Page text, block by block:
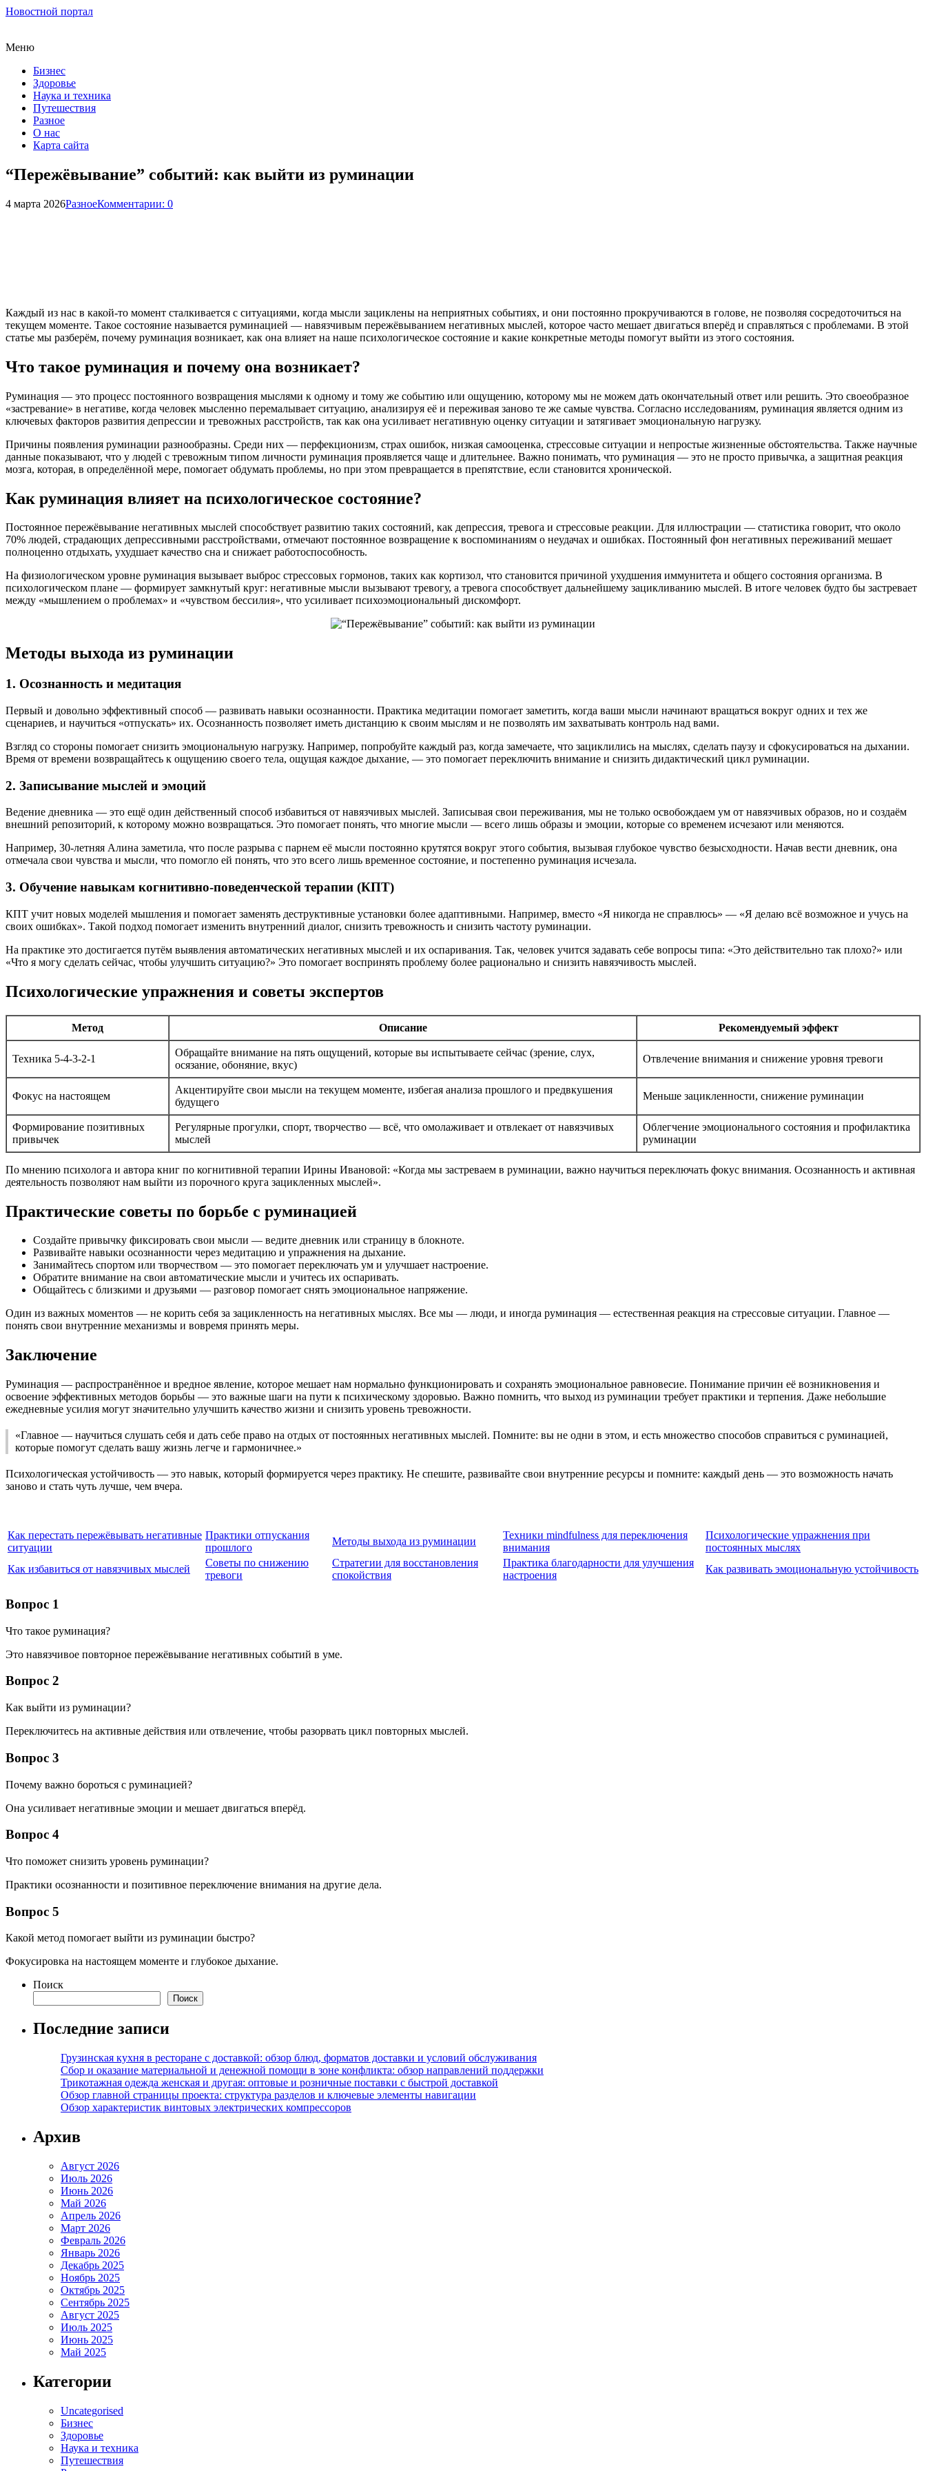
Новостной портал
Меню
Бизнес
Здоровье
Наука и техника
Путешествия
Разное
О нас
Карта сайта
“Пережёвывание” событий: как выйти из руминации
4 марта 2026РазноеКомментарии: 0
Каждый из нас в какой-то момент сталкивается с ситуациями, когда мысли зациклены на неприятных событиях, и они постоянно прокручиваются в голове, не позволяя сосредоточиться на
текущем моменте. Такое состояние называется руминацией — навязчивым пережёвыванием негативных мыслей, которое часто мешает двигаться вперёд и справляться с проблемами. В этой
статье мы разберём, почему руминация возникает, как она влияет на наше психологическое состояние и какие конкретные методы помогут выйти из этого состояния.
Что такое руминация и почему она возникает?
Руминация — это процесс постоянного возвращения мыслями к одному и тому же событию или ощущению, которому мы не можем дать окончательный ответ или решить. Это своеобразное
«застревание» в негативе, когда человек мысленно перемалывает ситуацию, анализируя её и переживая заново те же самые чувства. Согласно исследованиям, руминация является одним из
ключевых факторов развития депрессии и тревожных расстройств, так как она усиливает негативную оценку ситуации и затягивает эмоциональную нагрузку.
Причины появления руминации разнообразны. Среди них — перфекционизм, страх ошибок, низкая самооценка, стрессовые ситуации и непростые жизненные обстоятельства. Также научные
данные показывают, что у людей с тревожным типом личности руминация проявляется чаще и длительнее. Важно понимать, что руминация — это не просто привычка, а защитная реакция
мозга, которая, в определённой мере, помогает обдумать проблемы, но при этом превращается в препятствие, если становится хронической.
Как руминация влияет на психологическое состояние?
Постоянное пережёвывание негативных мыслей способствует развитию таких состояний, как депрессия, тревога и стрессовые реакции. Для иллюстрации — статистика говорит, что около
70% людей, страдающих депрессивными расстройствами, отмечают постоянное возвращение к воспоминаниям о неудачах и ошибках. Постоянный фон негативных переживаний мешает
полноценно отдыхать, ухудшает качество сна и снижает работоспособность.
На физиологическом уровне руминация вызывает выброс стрессовых гормонов, таких как кортизол, что становится причиной ухудшения иммунитета и общего состояния организма. В
психологическом плане — формирует замкнутый круг: негативные мысли вызывают тревогу, а тревога способствует дальнейшему зацикливанию мыслей. В итоге человек будто бы застревает
между «мышлением о проблемах» и «чувством бессилия», что усиливает психоэмоциональный дискомфорт.
Методы выхода из руминации
1. Осознанность и медитация
Первый и довольно эффективный способ — развивать навыки осознанности. Практика медитации помогает заметить, когда ваши мысли начинают вращаться вокруг одних и тех же
сценариев, и научиться «отпускать» их. Осознанность позволяет иметь дистанцию к своим мыслям и не позволять им захватывать контроль над вами.
Взгляд со стороны помогает снизить эмоциональную нагрузку. Например, попробуйте каждый раз, когда замечаете, что зациклились на мыслях, сделать паузу и сфокусироваться на дыхании.
Время от времени возвращайтесь к ощущению своего тела, ощущая каждое дыхание, — это помогает переключить внимание и снизить дидактический цикл руминации.
2. Записывание мыслей и эмоций
Ведение дневника — это ещё один действенный способ избавиться от навязчивых мыслей. Записывая свои переживания, мы не только освобождаем ум от навязчивых образов, но и создаём
внешний репозиторий, к которому можно возвращаться. Это помогает понять, что многие мысли — всего лишь образы и эмоции, которые со временем исчезают или меняются.
Например, 30-летняя Алина заметила, что после разрыва с парнем её мысли постоянно крутятся вокруг этого события, вызывая глубокое чувство безысходности. Начав вести дневник, она
отмечала свои чувства и мысли, что помогло ей понять, что это всего лишь временное состояние, и постепенно руминация исчезала.
3. Обучение навыкам когнитивно-поведенческой терапии (КПТ)
КПТ учит новых моделей мышления и помогает заменять деструктивные установки более адаптивными. Например, вместо «Я никогда не справлюсь» — «Я делаю всё возможное и учусь на
своих ошибках». Такой подход помогает изменить внутренний диалог, снизить тревожность и снизить частоту руминации.
На практике это достигается путём выявления автоматических негативных мыслей и их оспаривания. Так, человек учится задавать себе вопросы типа: «Это действительно так плохо?» или
«Что я могу сделать сейчас, чтобы улучшить ситуацию?» Это помогает воспринять проблему более рационально и снизить навязчивость мыслей.
Психологические упражнения и советы экспертов
Метод Описание Рекомендуемый эффект
Техника 5-4-3-2-1
Обращайте внимание на пять ощущений, которые вы испытываете сейчас (зрение, слух,
осязание, обоняние, вкус)
Отвлечение внимания и снижение уровня тревоги
Фокус на настоящем
Акцентируйте свои мысли на текущем моменте, избегая анализа прошлого и предвкушения
будущего
Меньше зацикленности, снижение руминации
Формирование позитивных
привычек
Регулярные прогулки, спорт, творчество — всё, что омолаживает и отвлекает от навязчивых
мыслей
Облегчение эмоционального состояния и профилактика
руминации
По мнению психолога и автора книг по когнитивной терапии Ирины Ивановой: «Когда мы застреваем в руминации, важно научиться переключать фокус внимания. Осознанность и активная
деятельность позволяют нам выйти из порочного круга зацикленных мыслей».
Практические советы по борьбе с руминацией
Создайте привычку фиксировать свои мысли — ведите дневник или страницу в блокноте.
Развивайте навыки осознанности через медитацию и упражнения на дыхание.
Занимайтесь спортом или творчеством — это помогает переключать ум и улучшает настроение.
Обратите внимание на свои автоматические мысли и учитесь их оспаривать.
Общайтесь с близкими и друзьями — разговор помогает снять эмоциональное напряжение.
Один из важных моментов — не корить себя за зацикленность на негативных мыслях. Все мы — люди, и иногда руминация — естественная реакция на стрессовые ситуации. Главное —
понять свои внутренние механизмы и вовремя принять меры.
Заключение
Руминация — распространённое и вредное явление, которое мешает нам нормально функционировать и сохранять эмоциональное равновесие. Понимание причин её возникновения и
освоение эффективных методов борьбы — это важные шаги на пути к психическому здоровью. Важно помнить, что выход из руминации требует практики и терпения. Даже небольшие
ежедневные усилия могут значительно улучшить качество жизни и снизить уровень тревожности.
«Главное — научиться слушать себя и дать себе право на отдых от постоянных негативных мыслей. Помните: вы не одни в этом, и есть множество способов справиться с руминацией,
которые помогут сделать вашу жизнь легче и гармоничнее.»
Психологическая устойчивость — это навык, который формируется через практику. Не спешите, развивайте свои внутренние ресурсы и помните: каждый день — это возможность начать
заново и стать чуть лучше, чем вчера.
Как перестать пережёвывать негативные
ситуации
Практики отпускания
прошлого
Методы выхода из руминации
Техники mindfulness для переключения
внимания
Психологические упражнения при
постоянных мыслях
Как избавиться от навязчивых мыслей
Советы по снижению
тревоги
Стратегии для восстановления
спокойствия
Практика благодарности для улучшения
настроения
Как развивать эмоциональную устойчивость
Вопрос 1
Что такое руминация?
Это навязчивое повторное пережёвывание негативных событий в уме.
Вопрос 2
Как выйти из руминации?
Переключитесь на активные действия или отвлечение, чтобы разорвать цикл повторных мыслей.
Вопрос 3
Почему важно бороться с руминацией?
Она усиливает негативные эмоции и мешает двигаться вперёд.
Вопрос 4
Что поможет снизить уровень руминации?
Практики осознанности и позитивное переключение внимания на другие дела.
Вопрос 5
Какой метод помогает выйти из руминации быстро?
Фокусировка на настоящем моменте и глубокое дыхание.
Поиск
Поиск
Последние записи
Грузинская кухня в ресторане с доставкой: обзор блюд, форматов доставки и условий обслуживания
Сбор и оказание материальной и денежной помощи в зоне конфликта: обзор направлений поддержки
Трикотажная одежда женская и другая: оптовые и розничные поставки с быстрой доставкой
Обзор главной страницы проекта: структура разделов и ключевые элементы навигации
Обзор характеристик винтовых электрических компрессоров
Архив
Август 2026
Июль 2026
Июнь 2026
Май 2026
Апрель 2026
Март 2026
Февраль 2026
Январь 2026
Декабрь 2025
Ноябрь 2025
Октябрь 2025
Сентябрь 2025
Август 2025
Июль 2025
Июнь 2025
Май 2025
Категории
Uncategorised
Бизнес
Здоровье
Наука и техника
Путешествия